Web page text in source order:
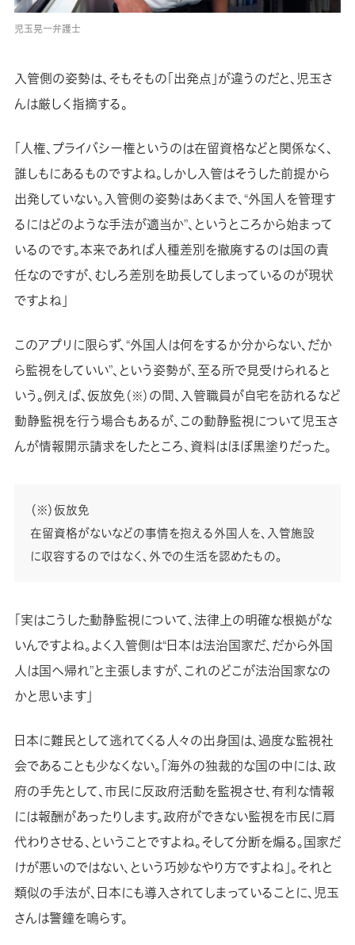
児玉晃一弁護士
入管側の姿勢は、そもそもの「出発点」が違うのだと、児玉さ
んは厳しく指摘する。
「人権、プライバシー権というのは在留資格などと関係なく、
誰しもにあるものですよね。しかし入管はそうした前提から
出発していない。入管側の姿勢はあくまで、“外国人を管理す
るにはどのような手法が適当か”、というところから始まって
いるのです。本来であれば人種差別を撤廃するのは国の責
任なのですが、むしろ差別を助長してしまっているのが現状
ですよね」
このアプリに限らず、“外国人は何をするか分からない、だか
ら監視をしていい”、という姿勢が、至る所で見受けられると
いう。例えば、仮放免（※）の間、入管職員が自宅を訪れるなど
動静監視を行う場合もあるが、この動静監視について児玉さ
んが情報開示請求をしたところ、資料はほぼ黒塗りだった。
（※）仮放免
在留資格がないなどの事情を抱える外国人を、入管施設
に収容するのではなく、外での生活を認めたもの。
「実はこうした動静監視について、法律上の明確な根拠がな
いんですよね。よく入管側は“日本は法治国家だ、だから外国
人は国へ帰れ”と主張しますが、これのどこが法治国家なの
かと思います」
日本に難民として逃れてくる人々の出身国は、過度な監視社
会であることも少なくない。「海外の独裁的な国の中には、政
府の手先として、市民に反政府活動を監視させ、有利な情報
には報酬があったりします。政府ができない監視を市民に肩
代わりさせる、ということですよね。そして分断を煽る。国家だ
けが悪いのではない、という巧妙なやり方ですよね」。それと
類似の手法が、日本にも導入されてしまっていることに、児玉
さんは警鐘を鳴らす。